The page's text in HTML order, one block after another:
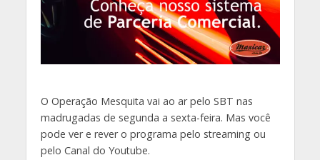
O Operação Mesquita vai ao ar pelo SBT nas
madrugadas de segunda a sexta-feira. Mas você
pode ver e rever o programa pelo streaming ou
pelo Canal do Youtube.